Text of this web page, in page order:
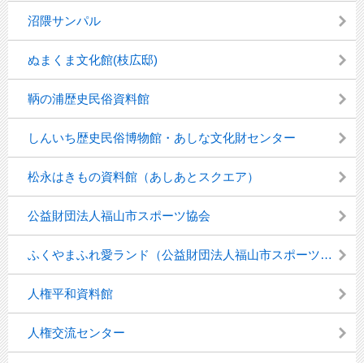
沼隈サンパル
ぬまくま文化館(枝広邸)
鞆の浦歴史民俗資料館
しんいち歴史民俗博物館・あしな文化財センター
松永はきもの資料館（あしあとスクエア）
公益財団法人福山市スポーツ協会
ふくやまふれ愛ランド（公益財団法人福山市スポーツ協会 青少年育成課）
人権平和資料館
人権交流センター